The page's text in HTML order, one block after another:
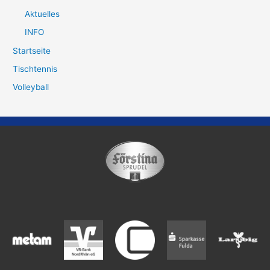
Aktuelles
INFO
Startseite
Tischtennis
Volleyball